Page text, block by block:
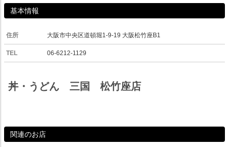
基本情報
住所 大阪市中央区道頓堀1-9-19 大阪松竹座B1
TEL 06-6212-1129
丼・うどん 三国 松竹座店
関連のお店